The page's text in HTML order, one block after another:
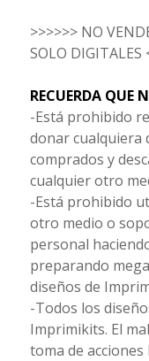
>>>>>> NO
SOLO DIGITALES
RECUERDA QUE
-Está prohibido
donar cualquiera
comprados y
cualquier otro
-Está prohibido
otro medio o
personal
preparando
diseños de
-Todos los
Imprimikits. El
toma de acciones